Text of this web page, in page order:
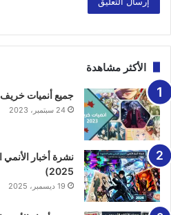
الأكثر مشاهدة
جميع أنميات خريف 2023 – قائمة كاملة
24 سبتمبر، 2023
2025)
19 ديسمبر، 2025